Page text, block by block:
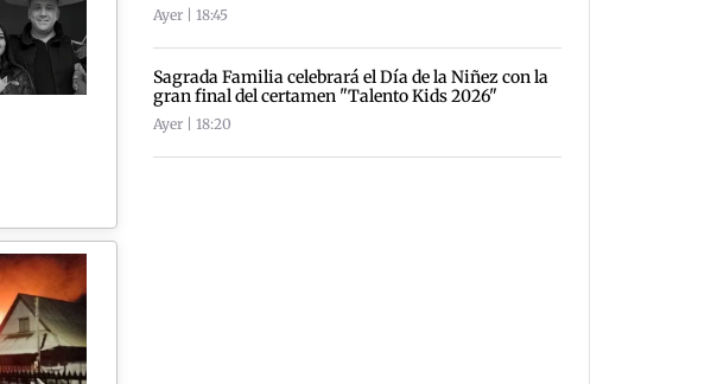
Ayer | 18:45
Sagrada Familia celebrará el Día de la Niñez con la
gran final del certamen "Talento Kids 2026"
Ayer | 18:20